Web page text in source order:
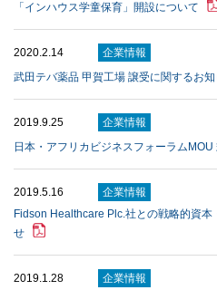
「インハウス学童保育」開設について
2020.2.14
企業情報
武⽥テバ薬品 甲賀⼯場 譲受に関するお
2019.9.25
企業情報
⽇本・アフリカビジネスフォーラム
2019.5.16
企業情報
Fidson Healthcare Plc.社との戦略的資
せ
2019.1.28
企業情報